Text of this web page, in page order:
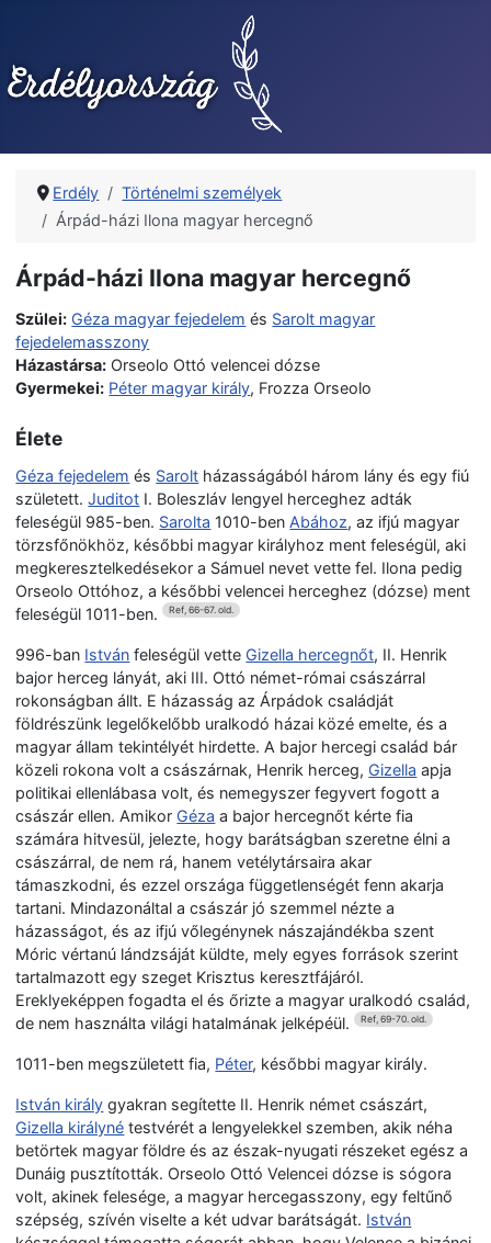
Erdély
Történelmi személyek
Árpád-házi Ilona magyar hercegnő
Árpád-házi Ilona magyar hercegnő
Szülei: Géza magyar fejedelem és Sarolt magyar
fejedelemasszony
Házastársa: Orseolo Ottó velencei dózse
Gyermekei: Péter magyar király, Frozza Orseolo
Élete
Géza fejedelem és Sarolt házasságából három lány és egy fiú
született.Juditot I. Boleszláv lengyel herceghez adták
feleségül 985-ben. Sarolta 1010-ben Abához, az ifjú magyar
törzsfőnökhöz, későbbi magyar királyhoz ment feleségül, aki
megkeresztelkedésekor a Sámuel nevet vette fel. Ilona pedig
Orseolo Ottóhoz, a későbbi velencei herceghez (dózse) ment
feleségül 1011-ben. Ref, 66-67. old.
996-ban István feleségül vetteGizella hercegnőt, II. Henrik
bajor herceg lányát, aki III. Ottó német-római császárral
rokonságban állt. E házasság az Árpádok családját
földrészünk legelőkelőbb uralkodó házai közé emelte, és a
magyar állam tekintélyét hirdette. A bajor hercegi család bár
közeli rokona volt a császárnak, Henrik herceg,Gizella apja
politikai ellenlábasa volt, és nemegyszer fegyvert fogott a
császár ellen. AmikorGéza a bajor hercegnőt kérte fia
számára hitvesül, jelezte, hogy barátságban szeretne élni a
császárral, de nem rá, hanem vetélytársaira akar
támaszkodni, és ezzel országa függetlenségét fenn akarja
tartani. Mindazonáltal a császár jó szemmel nézte a
házasságot, és az ifjú vőlegénynek nászajándékba szent
Móric vértanú lándzsáját küldte, mely egyes források szerint
tartalmazott egy szeget Krisztus keresztfájáról.
Ereklyeképpen fogadta el és őrizte a magyar uralkodó család,
de nem használta világi hatalmának jelképéül. Ref, 69-70. old.
1011-ben megszületett fia, Péter, későbbi magyar király.
István király gyakran segítette II. Henrik német császárt,
Gizella királyné testvérét a lengyelekkel szemben, akik néha
betörtek magyar földre és az észak-nyugati részeket egész a
Dunáig pusztították. Orseolo Ottó Velencei dózse is sógora
volt, akinek felesége, a magyar hercegasszony, egy feltűnő
szépség, szívén viselte a két udvar barátságát. István